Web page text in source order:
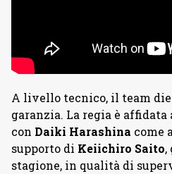
A livello tecnico, il team
garanzia. La regia è affidata
con Daiki Harashina come
supporto di Keiichiro Saito,
stagione, in qualità di